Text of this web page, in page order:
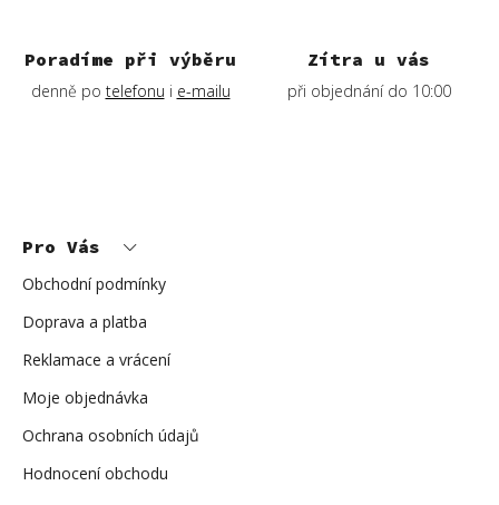
Poradíme při výběru
denně po telefonu i e-mailu
Zítra u vás
při objednání do 10:00
Pro Vás
Obchodní podmínky
Doprava a platba
Reklamace a vrácení
Moje objednávka
Ochrana osobních údajů
Hodnocení obchodu